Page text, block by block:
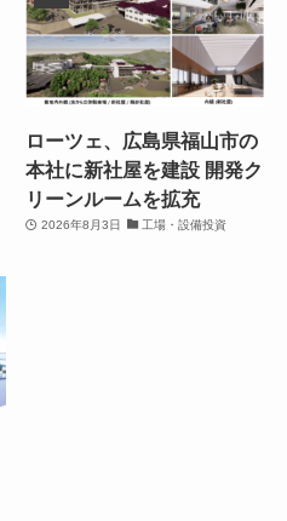
ローツェ、広島県福山市の
本社に新社屋を建設 開発ク
リーンルームを拡充
2026年8月3日 工場・設備投資